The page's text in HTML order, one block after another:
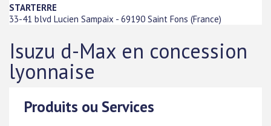
STARTERRE
33-41 blvd Lucien Sampaix - 69190 Saint Fons (France)
Isuzu d-Max en concession
lyonnaise
Produits ou Services